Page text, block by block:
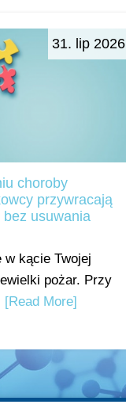
31. lip 2026
choroby
przywracają
usuwania
kącie Twojej
pożar. Przy
[Read More]